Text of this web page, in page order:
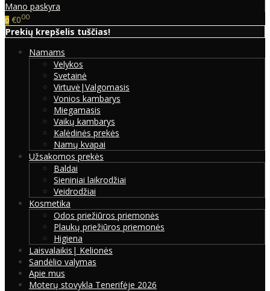
Mano paskyra
0 €000
Prekių krepšelis tuščias!
Namams
Velykos
Svetainė
Virtuvė|Valgomasis
Vonios kambarys
Miegamasis
Vaikų kambarys
Kalėdinės prekės
Namų kvapai
Užsakomos prekės
Baldai
Sieniniai laikrodžiai
Veidrodžiai
Kosmetika
Odos priežiūros priemonės
Plaukų priežiūros priemonės
Higiena
Laisvalaikis| Kelionės
Sandėlio valymas
Apie mus
Moterų stovykla Tenerifėje 2026